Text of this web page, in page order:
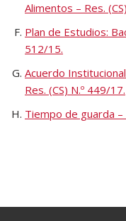
Alimentos – Res.
Plan de Estudios:
512/15.
Acuerdo
Res. (CS) N.º 449/17.
Tiempo de guarda –